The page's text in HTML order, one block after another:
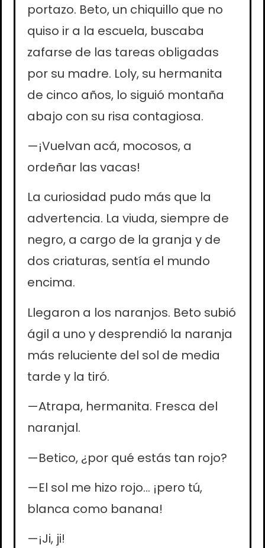
portazo. Beto, un chiquillo que no
quiso ir a la escuela, buscaba
zafarse de las tareas obligadas
por su madre. Loly, su hermanita
de cinco años, lo siguió montaña
abajo con su risa contagiosa.
—¡Vuelvan acá, mocosos, a
ordeñar las vacas!
La curiosidad pudo más que la
advertencia. La viuda, siempre de
negro, a cargo de la granja y de
dos criaturas, sentía el mundo
encima.
Llegaron a los naranjos. Beto subió
ágil a uno y desprendió la naranja
más reluciente del sol de media
tarde y la tiró.
—Atrapa, hermanita. Fresca del
naranjal.
—Betico, ¿por qué estás tan rojo?
—El sol me hizo rojo… ¡pero tú,
blanca como banana!
—¡Ji, ji!